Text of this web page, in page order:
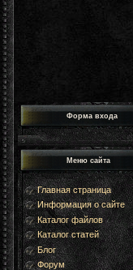
Форма входа
Меню сайта
Главная страница
Информация о сайте
Каталог файлов
Каталог статей
Блог
Форум